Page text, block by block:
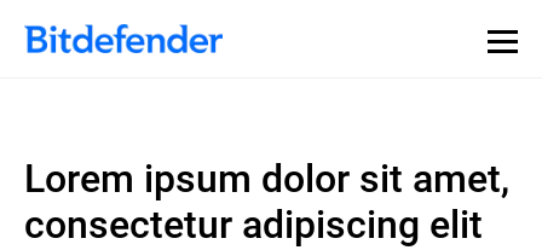
Lorem ipsum dolor sit amet,
consectetur adipiscing elit